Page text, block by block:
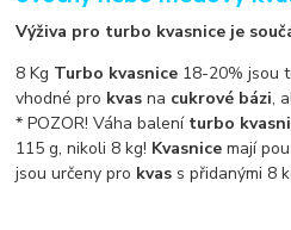
Výživa pro turbo kvasnice je
8 Kg Turbo kvasnice 18-20% jsou
vhodné pro kvasna cukrové bázi,
* POZOR! Váha balení turbo
115 g, nikoli 8 kg! Kvasnicemají
jsou určeny pro kvas s přidanými 8